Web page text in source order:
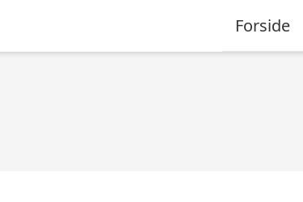
Forside